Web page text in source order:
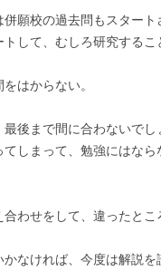
併願校の過去問もスター
して、むしろ研究するこ
はからない。
後まで間に合わないで
てしまって、勉強にはな
わせをして、違ったとこ
なければ、今度は解説